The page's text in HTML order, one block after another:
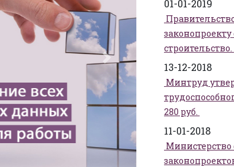
Next
01-01-2019
законопроекту
строительство.
13-12-2018
Минтруд
280 руб.
11-01-2018
Министерство